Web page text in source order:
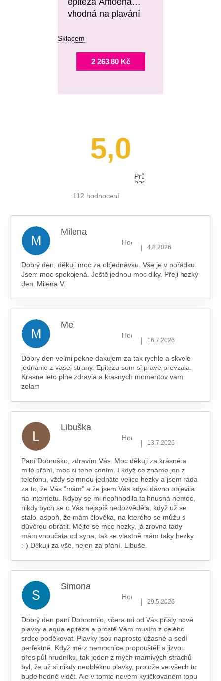
epitéza Amoena
vhodná na plavání
Skladem
2 263,80 Kč
5,0
Průměrné
hodnocení
112 hodnocení
M
Milena
Hodnocení obchodu je 5 z 5
| 4.8.2026
Dobrý den, děkuji moc za objednávku. Vše je v pořádku.
Jsem moc spokojená. Ještě jednou moc diky. Přeji hezký
den. Milena V.
M
Mel
Hodnocení obchodu je 5 z 5
| 16.7.2026
Dobry den velmi pekne dakujem za tak rychle a skvele
jednanie z vasej strany. Epitezu som si prave prevzala.
Krasne leto plne zdravia a krasnych momentov vam
zelam
L
Libuška
Hodnocení obchodu je 5 z 5
| 13.7.2026
Paní Dobruško, zdravím Vás. Moc děkuji za krásné a
milé přání, moc si toho cením. I když se známe jen z
telefonu, vždy se mnou jednáte velice hezky a jsem ráda
za to, že Vás "mám" a že jsem Vás kdysi dávno objevila
na internetu. Kdyby se mi nepřihodila ta hnusná nemoc,
nikdy bych se o Vás nejspíš nedozvěděla, když už se
stalo, aspoň, že mám člověka, na kterého se můžu s
důvěrou obrátit. Mějte se moc hezky, já zrovna tady
mám vnoučata od syna, tak se vlastně mám taky hezky
:-) Děkuji za vše, nejen za přání. Libuše.
S
Simona
Hodnocení obchodu je 5 z 5
| 29.5.2026
Dobrý den paní Dobromilo, včera mi od Vás přišly nové
plavky a aqua epitéza a prostě Vám musím z celého
srdce poděkovat. Plavky jsou naprosto úžasné a sedí
perfektně. Když mě z nemocnice propouštěli s jizvou
přes půl hrudníku, tak jeden z mých marnivých strachů
byl, že už si nikdy neobléknu plavky, protože ve všech to
bude hodně vidět. Ale v tomto novém kytičkovaném topu